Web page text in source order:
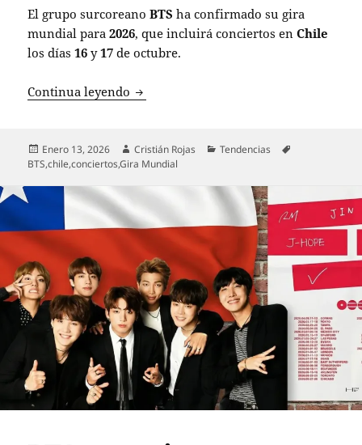
El grupo surcoreanoBTS ha confirmado su gira
mundial para2026, que incluirá conciertos enChile
los días16 y17 de octubre.
Continua leyendo BTS anuncia su esperado regreso a
Publicado
el
Enero 13, 2026 Autor
Cristián Rojas Categorías
Tendencias
BTS,chile,conciertos,Gira Mundial